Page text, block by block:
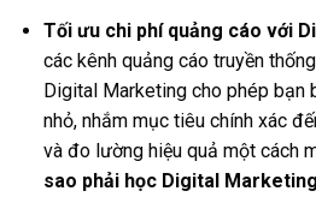
Tối ưu chi phí quảng cáo với
các kênh quảng cáo truyền
Digital Marketing cho phép bạn
nhỏ, nhắm mục tiêu chính xác
và đo lường hiệu quả một cách
sao phải học Digital Marketing